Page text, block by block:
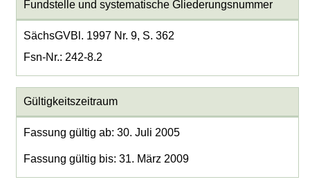
Fundstelle und systematische Gliederungsnummer
SächsGVBl. 1997 Nr. 9, S. 362
Fsn-Nr.: 242-8.2
Gültigkeitszeitraum
Fassung gültig ab: 30. Juli 2005
Fassung gültig bis: 31. März 2009